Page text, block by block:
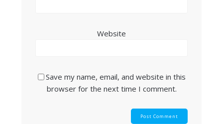
Website
Save my name, email, and website in this
browser for the next time I comment.